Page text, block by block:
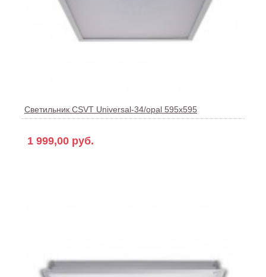
Светильник CSVT Universal-34/opal 595x595
1 999,00 руб.